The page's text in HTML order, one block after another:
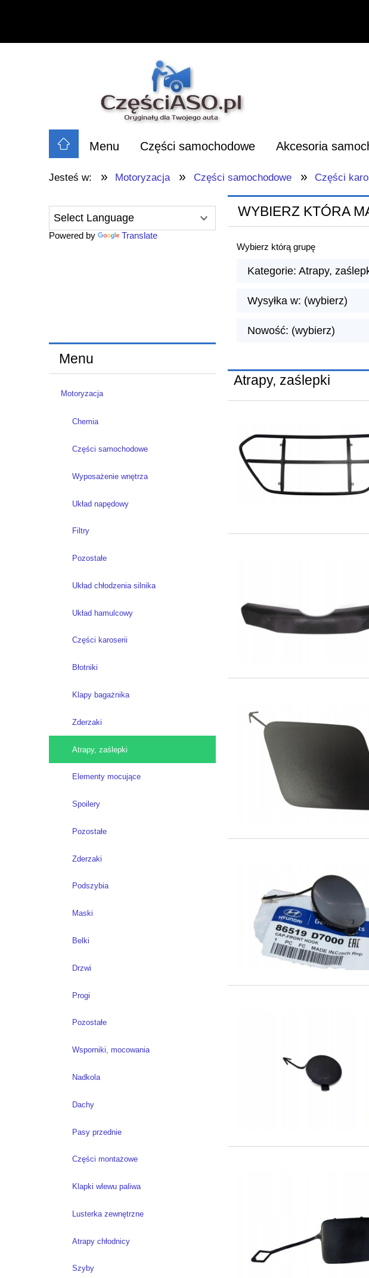
Menu Części samochodowe Akcesoria
Jesteś w: » Motoryzacja » Części samochodowe » Części
Powered by Translate
Menu
Motoryzacja
Chemia
Części samochodowe
Wyposażenie wnętrza
Układ napędowy
Filtry
Pozostałe
Układ chłodzenia silnika
Układ hamulcowy
Części karoserii
Błotniki
Klapy bagażnika
Zderzaki
Atrapy, zaślepki
Elementy mocujące
Spoilery
Pozostałe
Zderzaki
Podszybia
Maski
Belki
Drzwi
Progi
Pozostałe
Wsporniki, mocowania
Nadkola
Dachy
Pasy przednie
Części montażowe
Klapki wlewu paliwa
Lusterka zewnętrzne
Atrapy chłodnicy
Szyby
WYBIERZ KTÓRA
Wybierz którą grupę
Kategorie: Atrapy,
Wysyłka w: (wybierz)
Nowość: (wybierz)
Atrapy, zaślepki